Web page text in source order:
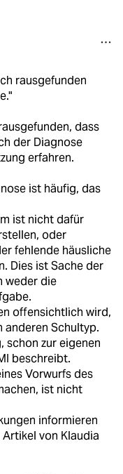
rausgefunden
dass
der Diagnose
erfahren.
ist häufig, das
ist nicht dafür
oder
fehlende häusliche
Dies ist Sache der
weder die
offensichtlich wird,
anderen Schultyp.
schon zur eigenen
beschreibt.
Vorwurfs des
ist nicht
informieren
von Klaudia